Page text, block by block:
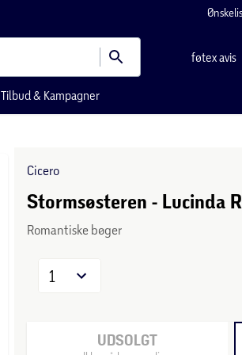
føtex avis
Tilbud & Kampagner
Cicero
Stormsøsteren - Lucinda
Romantiske bøger
1
UDSOLGT